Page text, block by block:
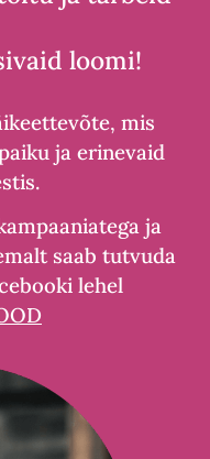
loomi!
mis
ja erinevaid
ja
saab tutvuda
lehel